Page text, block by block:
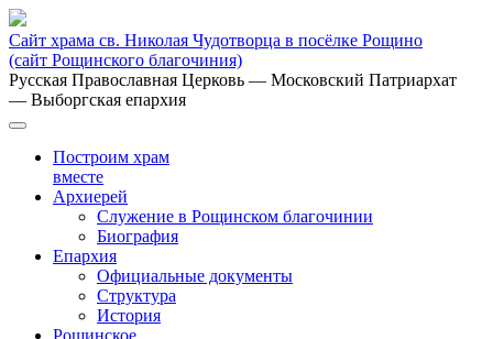
Сайт храма св. Николая Чудотворца в посёлке Рощино
(сайт Рощинского благочиния)
Русская Православная Церковь — Московский Патриархат
— Выборгская епархия
Построим храм
вместе
Архиерей
Служение в Рощинском благочинии
Биография
Епархия
Официальные документы
Структура
История
Рощинское